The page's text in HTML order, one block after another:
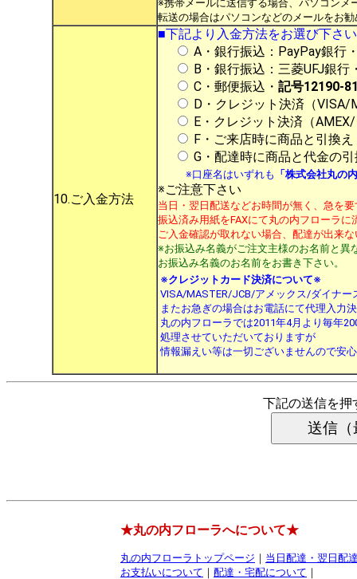
※携帯メールに送信する場合、パソコンメ
転送の場合はパソコンなどのメールをお
10.ご入金方法
■下記より入金方法をお選び下さ
A・銀行振込：PayPay銀行
B・銀行振込：三菱UFJ銀行
C・郵便振込・ 記号12190-
D・クレジット決済（VISA/
E・クレジット決済（
F・ご来店時に商品と引換
G・配達時に商品と代金の
※口座名はいずれも 「株式会社丸の
※ご注意下さい
当日・翌日配送などお時間が無く、急を
振込済み用紙をFAXにて丸の内フローラ
ご入金確認が取れない場合、配達が出来
※お振込み名義がご注文主様のお名前と異
お振込み名義のお名前をお書き下さい。
※クレジットカード決済について※
VISA/MASTER/JCB/アメックス/ダイナ
またお急ぎの場合はお電話にて代理入力
丸の内フローラでは2011年4月より毎年
処理させていただいておりますが
情報漏えい等は一切ございませんので安
下記の送信を押
★丸の内フローラへについて★
丸の内フローラトップページ ｜ 当日配達・翌日配
お支払いについて ｜ 配達・宅配について ｜